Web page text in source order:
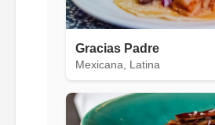
Gracias Padre
Mexicana, Latina